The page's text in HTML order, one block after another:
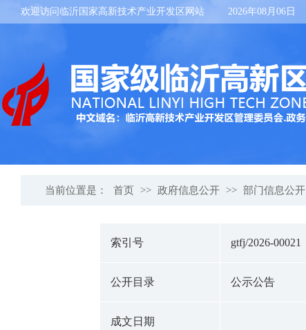
欢迎访问临沂国家高新技术产业开发区网站 2026年08月06日
当前位置是： 首页 >> 政府信息公开 >> 部门信息公开
索引号 gtfj/2026-00021
公开目录 公示公告
成文日期